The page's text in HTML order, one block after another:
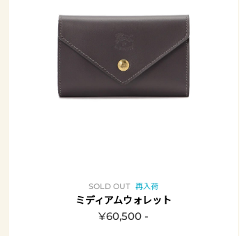
SOLD OUT 再入荷
ミディアムウォレット
¥60,500 -